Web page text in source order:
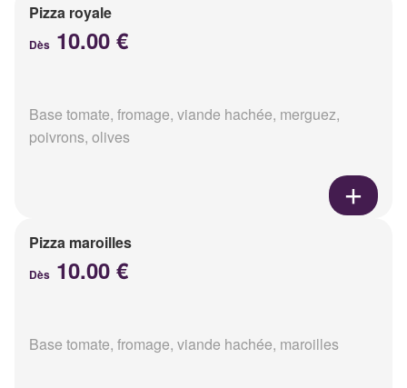
Pizza royale
Dès 10.00 €
Base tomate, fromage, viande hachée, merguez,
poivrons, olives
Pizza maroilles
Dès 10.00 €
Base tomate, fromage, viande hachée, maroilles